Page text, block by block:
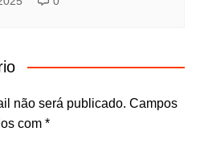
não será publicado. Campos
com *